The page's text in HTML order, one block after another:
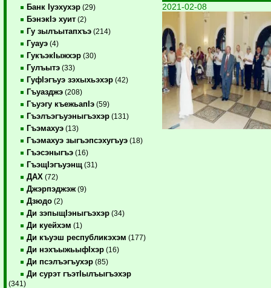
Банк Iуэхухэр (29)
БэнэкIэ хуит (2)
Гу зылъытапхъэ (214)
Гуауэ (4)
ГукъэкIыжхэр (30)
Гулъытэ (33)
ГуфIэгъуэ зэхыхьэхэр (42)
Гъуазджэ (208)
Гъуэгу къежьапIэ (59)
Гъэлъэгъуэныгъэхэр (131)
Гъэмахуэ (13)
Гъэмахуэ зыгъэпсэхугъуэ (18)
Гъэсэныгъэ (16)
ГъэщIэгъуэнщ (31)
ДАХ (72)
Джэрпэджэж (9)
Дзюдо (2)
Ди зэпыщIэныгъэхэр (34)
Ди куейхэм (1)
Ди къуэш республикэхэм (177)
Ди нэхъыжьыфIхэр (16)
Ди псэлъэгъухэр (85)
Ди сурэт гъэтIылъыгъэхэр
(341)
2021-02-08